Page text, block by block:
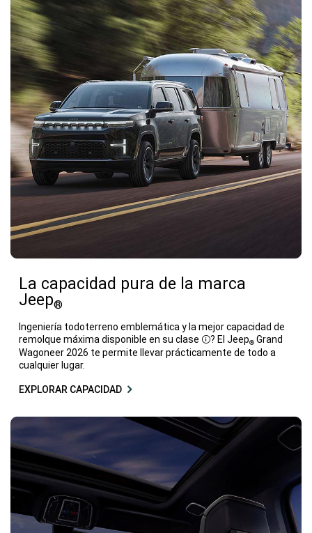
La capacidad pura de la marca
Jeep®
Ingeniería todoterreno emblemática y la mejor capacidad de
remolque máxima disponible en su clase
Disclosure
? El Jeep® Grand
Wagoneer 2026 te permite llevar prácticamente de todo a
cualquier lugar.
EXPLORAR CAPACIDAD